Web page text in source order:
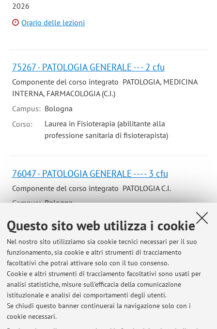
Questo sito web utilizza i cookie
Nel nostro sito utilizziamo sia cookie tecnici necessari per il suo
funzionamento, sia cookie e altri strumenti di tracciamento
facoltativi che potrai attivare solo con il tuo consenso.
Cookie e altri strumenti di tracciamento facoltativi sono usati per
analisi statistiche, misure sull'efficacia della comunicazione
istituzionale e analisi dei comportamenti degli utenti.
Se chiudi questo banner continuerai la navigazione solo con i
cookie necessari.
2026
Orario delle lezioni
75267 - PATOLOGIA GENERALE -- - 2 cfu
Componente del corso integrato PATOLOGIA, MEDICINA
INTERNA, FARMACOLOGIA (C.I.)
Campus: Bologna
Corso:
Laurea in Fisioterapia (abilitante alla
professione sanitaria di fisioterapista)
76047 - PATOLOGIA GENERALE --- - 3 cfu
Componente del corso integrato PATOLOGIA C.I.
Campus:Bologna
Laurea in Podologia (abilitante alla professione
sanitaria di podologo)
Ultimi avvisi
Al momento non sono presenti avvisi.